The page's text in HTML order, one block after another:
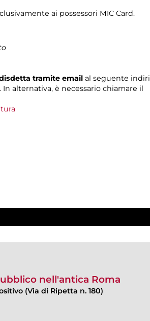
ai possessori MIC Card.
tramite email al seguente
In alternativa, è necessario chiamare il
nell'antica Roma
(Via di Ripetta n. 180)